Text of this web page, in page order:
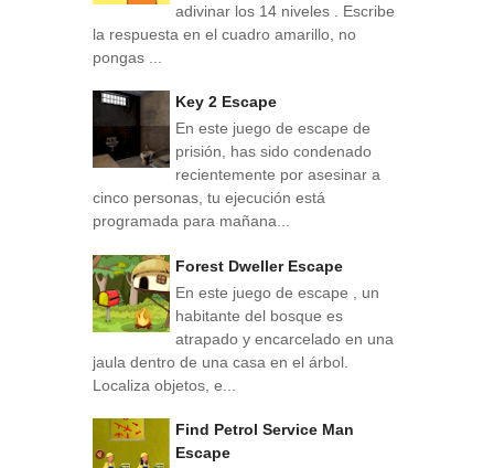
adivinar los 14 niveles . Escribe
la respuesta en el cuadro amarillo, no
pongas ...
Key 2 Escape
En este juego de escape de
prisión, has sido condenado
recientemente por asesinar a
cinco personas, tu ejecución está
programada para mañana...
Forest Dweller Escape
En este juego de escape , un
habitante del bosque es
atrapado y encarcelado en una
jaula dentro de una casa en el árbol.
Localiza objetos, e...
Find Petrol Service Man
Escape